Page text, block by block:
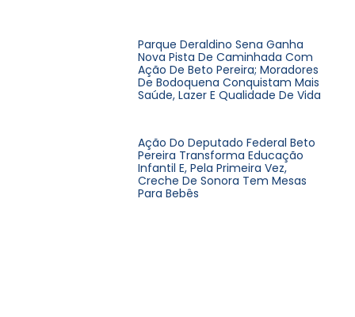
Parque Deraldino Sena Ganha
Nova Pista De Caminhada Com
Ação De Beto Pereira; Moradores
De Bodoquena Conquistam Mais
Saúde, Lazer E Qualidade De Vida
Ação Do Deputado Federal Beto
Pereira Transforma Educação
Infantil E, Pela Primeira Vez,
Creche De Sonora Tem Mesas
Para Bebês